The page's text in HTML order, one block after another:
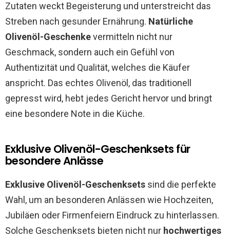
Zutaten weckt Begeisterung und unterstreicht das
Streben nach gesunder Ernährung. Natürliche
Olivenöl-Geschenkevermitteln nicht nur
Geschmack, sondern auch ein Gefühl von
Authentizität und Qualität, welches die Käufer
anspricht. Das echtes Olivenöl, das traditionell
gepresst wird, hebt jedes Gericht hervor und bringt
eine besondere Note in die Küche.
Exklusive Olivenöl-Geschenksets für
besondere Anlässe
Exklusive Olivenöl-Geschenksets sind die perfekte
Wahl, um an besonderen Anlässen wie Hochzeiten,
Jubiläen oder Firmenfeiern Eindruck zu hinterlassen.
Solche Geschenksets bieten nicht nur hochwertiges